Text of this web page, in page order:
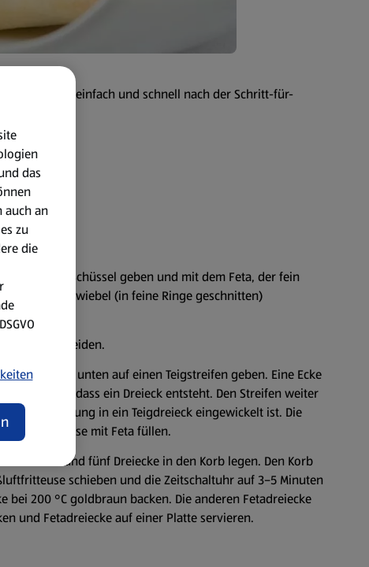
erfolgt ganz einfach und schnell nach der Schritt-für-
in eine Schüssel geben und mit dem Feta, der fein
Frühlingszwiebel (in feine Ringe geschnitten)
Streifen schneiden.
unten auf einen Teigstreifen geben. Eine Ecke
schlagen, so dass ein Dreieck entsteht. Den Streifen weiter
bis die Füllung in ein Teigdreieck eingewickelt ist. Die
gleiche Weise mit Feta füllen.
bestreichen und fünf Dreiecke in den Korb legen. Den Korb
schieben und die Zeitschaltuhr auf 3–5 Minuten
bei 200 °C goldbraun backen. Die anderen Fetadreiecke
und Fetadreiecke auf einer Platte servieren.
das
auch an
zu
die